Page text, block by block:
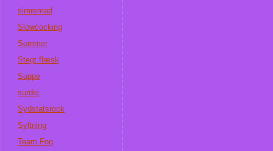
simremad
Slowcocking
Sommer
Stegt flæsk
Suppe
surdej
Sydstatsrock
Syltning
Team Fog